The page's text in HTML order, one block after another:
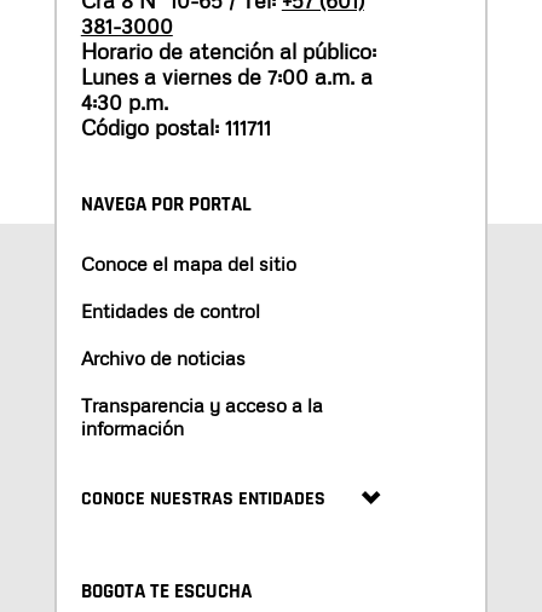
381-3000
Horario de atención al público:
Lunes a viernes de 7:00 a.m. a
4:30 p.m.
Código postal: 111711
NAVEGA POR PORTAL
Conoce el mapa del sitio
Entidades de control
Archivo de noticias
Transparencia y acceso a la
información
CONOCE NUESTRAS ENTIDADES
BOGOTA TE ESCUCHA